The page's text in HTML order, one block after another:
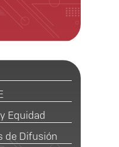
Equidad
de Difusión